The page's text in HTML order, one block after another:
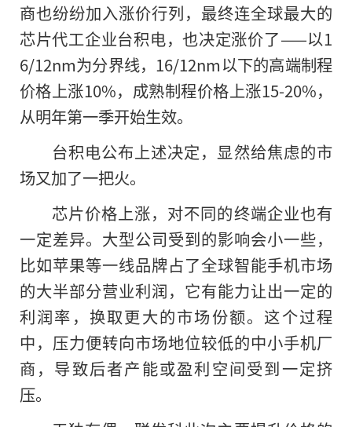
商也纷纷加入涨价行列，最终连全球最大的
芯片代工企业台积电，也决定涨价了——以1
6/12nm为分界线，16/12nm以下的高端制程
价格上涨10%，成熟制程价格上涨15-20%，
从明年第一季开始生效。
台积电公布上述决定，显然给焦虑的市
场又加了一把火。
芯片价格上涨，对不同的终端企业也有
一定差异。大型公司受到的影响会小一些，
比如苹果等一线品牌占了全球智能手机市场
的大半部分营业利润，它有能力让出一定的
利润率，换取更大的市场份额。这个过程
中，压力便转向市场地位较低的中小手机厂
商，导致后者产能或盈利空间受到一定挤
压。